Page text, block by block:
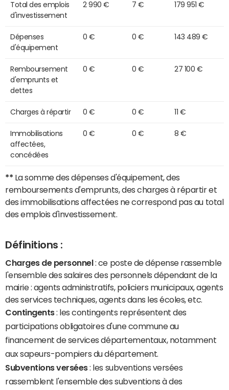
Total des emplois
d'investissement
2 990 € 7 € 179 951 €
Dépenses
d'équipement
0 € 0 € 143 489 €
Remboursement
d'emprunts et
dettes
0 € 0 € 27 100 €
Charges à répartir 0 € 0 € 11 €
Immobilisations
affectées,
concédées
0 € 0 € 8 €
** La somme des dépenses d'équipement, des
remboursements d'emprunts, des charges à répartir et
des immobilisations affectées ne correspond pas au total
des emplois d'investissement.
Définitions :
Charges de personnel : ce poste de dépense rassemble
l'ensemble des salaires des personnels dépendant de la
mairie : agents administratifs, policiers municipaux, agents
des services techniques, agents dans les écoles, etc.
Contingents: les contingents représentent des
participations obligatoires d'une commune au
financement de services départementaux, notamment
aux sapeurs-pompiers du département.
Subventions versées: les subventions versées
rassemblent l'ensemble des subventions à des